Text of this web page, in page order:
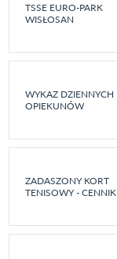
TSSE EURO-PARK
WISŁOSAN
WYKAZ DZIENNYCH
OPIEKUNÓW
ZADASZONY KORT
TENISOWY - CENNIK